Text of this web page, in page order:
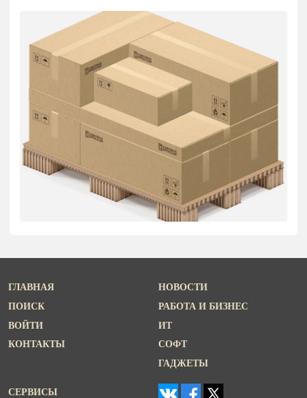
ГЛАВНАЯ
ПОИСК
ВОЙТИ
КОНТАКТЫ
НОВОСТИ
РАБОТА И БИЗНЕС
ИТ
СОФТ
ГАДЖЕТЫ
СЕРВИСЫ